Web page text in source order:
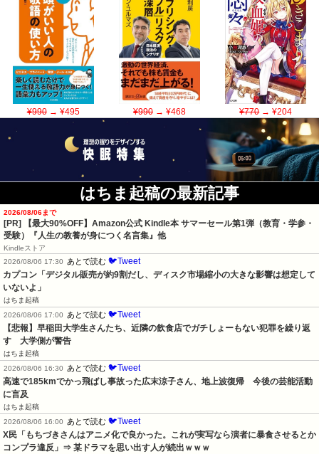
¥990→ ¥495 ¥990→ ¥468 ¥770→ ¥204
はちま起稿の最新記事
2026/08/06まで
[PR]
【最大90%OFF】Amazon公式 Kindle本 サマーセール第1弾（教育・学参・
受験）『人生の教養が身につく名言集』他
Kindleストア
2026/08/06 17:30 あとで読む 🐦Tweet
カプコン「デジタル販売が約9割だし、ディスク市場縮小の大きな影響は想定して
いないよ」
はちま起稿
2026/08/06 17:00 あとで読む 🐦Tweet
【悲報】早稲田大学生さんたち、近隣の飲食店でガチしょーもない犯罪を繰り返
す　大学側が警告
はちま起稿
2026/08/06 16:30 あとで読む 🐦Tweet
高速で185kmでかっ飛ばし事故った広末涼子さん、地上波復帰　今後の芸能活動
に言及
はちま起稿
2026/08/06 16:00 あとで読む 🐦Tweet
X民「もちづきさんはアニメ化で良かった。これが実写なら演者に暴食させるとか
コンプラ違反」⇒ 某ドラマを思い出す人が続出ｗｗｗ